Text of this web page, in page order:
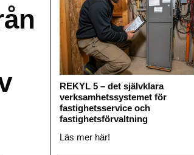
REKYL 5 – det självklara
verksamhetssystemet för
fastighetsservice och
fastighetsförvaltning
Läs mer här!